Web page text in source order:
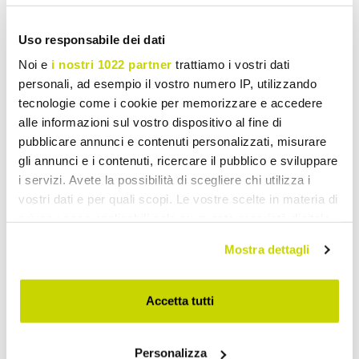
Uso responsabile dei dati
Noi e i nostri 1022 partner trattiamo i vostri dati
personali, ad esempio il vostro numero IP, utilizzando
tecnologie come i cookie per memorizzare e accedere
alle informazioni sul vostro dispositivo al fine di
pubblicare annunci e contenuti personalizzati, misurare
gli annunci e i contenuti, ricercare il pubblico e sviluppare
i servizi. Avete la possibilità di scegliere chi utilizza i
vostri dati e per quali scopi. Le vostre scelte in materia di
modificare o revocare il proprio consenso in qualsiasi
momento dalla Dichiarazione sui cookie o facendo clic
sull'icona di attivazione della privacy.
raccogliere informazioni sulla tua posizione
Mostra dettagli
Accetta tutti
Personalizza
Upholstered Double Beds